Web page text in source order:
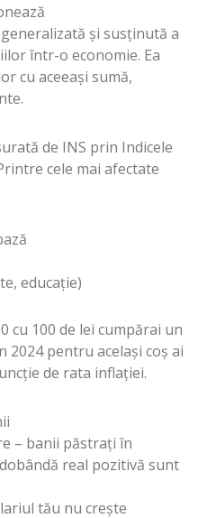
și susținută a
într-o economie. Ea
cu aceeași sumă,
de INS prin Indicele
cele mai afectate
educație)
cu 100 de lei cumpărai un
2024 pentru același coș ai
de rata inflației.
– banii păstrați în
real pozitivă sunt
tău nu crește